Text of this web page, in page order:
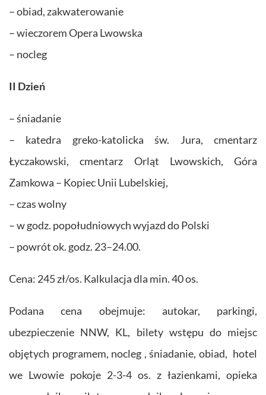
– obiad, zakwaterowanie
– wieczorem Opera Lwowska
– nocleg
II Dzień
– śniadanie
– katedra greko-katolicka św. Jura, cmentarz
Łyczakowski, cmentarz Orląt Lwowskich, Góra
Zamkowa – Kopiec Unii Lubelskiej,
– czas wolny
– w godz. popołudniowych wyjazd do Polski
– powrót ok. godz. 23–24.00.
Cena: 245 zł/os. Kalkulacja dla min. 40 os.
Podana cena obejmuje: autokar, parkingi,
ubezpieczenie NNW, KL, bilety wstępu do miejsc
objętych programem, nocleg , śniadanie, obiad, hotel
we Lwowie pokoje 2-3-4 os. z łazienkami, opieka